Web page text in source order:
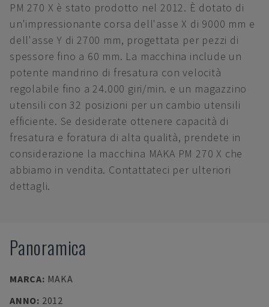
PM 270 X è stato prodotto nel 2012. È dotato di
un'impressionante corsa dell'asse X di 9000 mm e
dell'asse Y di 2700 mm, progettata per pezzi di
spessore fino a 60 mm. La macchina include un
potente mandrino di fresatura con velocità
regolabile fino a 24.000 giri/min. e un magazzino
utensili con 32 posizioni per un cambio utensili
efficiente. Se desiderate ottenere capacità di
fresatura e foratura di alta qualità, prendete in
considerazione la macchina MAKA PM 270 X che
abbiamo in vendita. Contattateci per ulteriori
dettagli.
Panoramica
MARCA: MAKA
ANNO: 2012